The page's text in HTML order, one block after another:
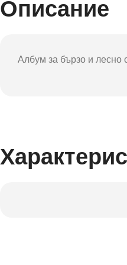
Описание
Албум за бързо и лесно